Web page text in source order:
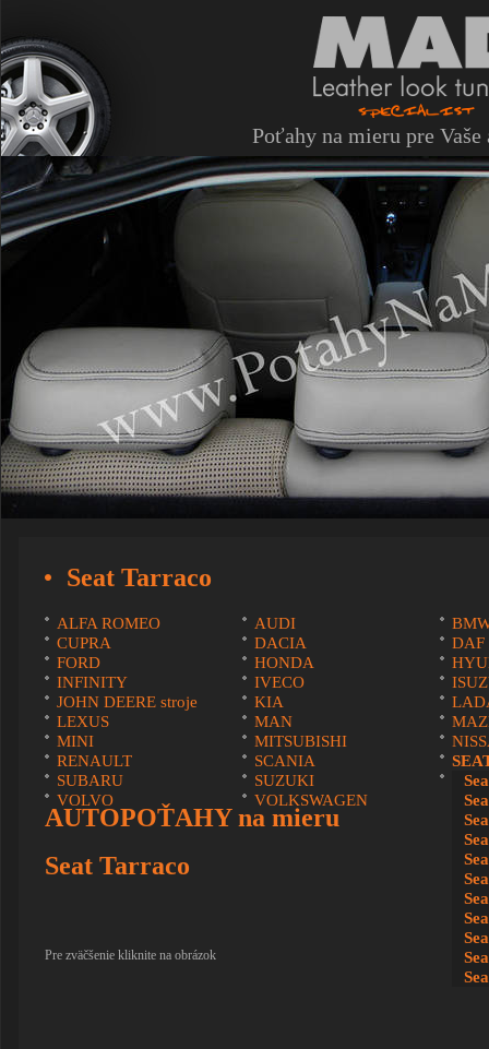
Poťahy na mieru pre Vaše
Seat Tarraco
ALFA ROMEO AUDI
CUPRA
DACIA
DAF
FORD
HONDA
INFINITY
IVECO
JOHN DEERE stroje
KIA
LEXUS
MAN
MINI
MITSUBISHI
RENAULT
SCANIA
SUBARU SUZUKI
VOLVO
VOLKSWAGEN
AUTOPOŤAHY na mieru
Seat Tarraco
Pre zväčšenie kliknite na obrázok